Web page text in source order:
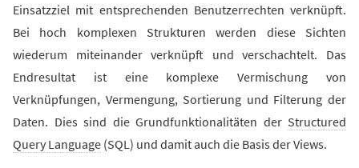
Einsatzziel mit entsprechenden Benutzerrechten verknüpft.
Bei hoch komplexen Strukturen werden diese Sichten
wiederum miteinander verknüpft und verschachtelt. Das
Endresultat ist eine komplexe Vermischung von
Verknüpfungen, Vermengung, Sortierung und Filterung der
Daten. Dies sind die Grundfunktionalitäten der Structured
Query Language (SQL) und damit auch die Basis der Views.